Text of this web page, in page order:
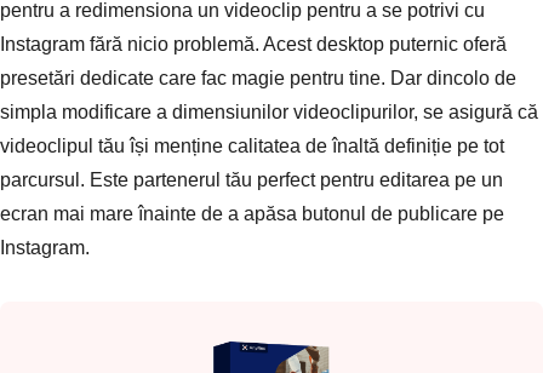
pentru a redimensiona un videoclip pentru a se potrivi cu
Instagram fără nicio problemă. Acest desktop puternic oferă
presetări dedicate care fac magie pentru tine. Dar dincolo de
simpla modificare a dimensiunilor videoclipurilor, se asigură că
videoclipul tău își menține calitatea de înaltă definiție pe tot
parcursul. Este partenerul tău perfect pentru editarea pe un
ecran mai mare înainte de a apăsa butonul de publicare pe
Instagram.